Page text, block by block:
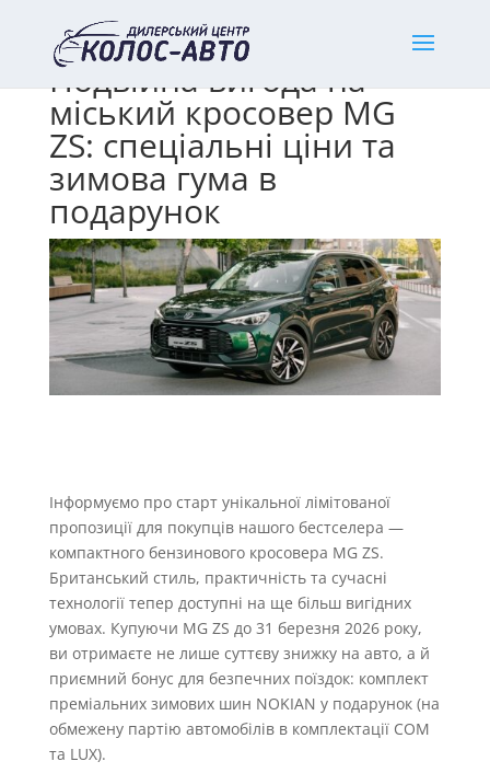
Подвійна вигода на
міський кросовер MG
ZS: спеціальні ціни та
зимова гума в
подарунок
Інформуємо про старт унікальної лімітованої
пропозиції для покупців нашого бестселера —
компактного бензинового кросовера MG ZS.
Британський стиль, практичність та сучасні
технології тепер доступні на ще більш вигідних
умовах. Купуючи MG ZS до 31 березня 2026 року,
ви отримаєте не лише суттєву знижку на авто, а й
приємний бонус для безпечних поїздок: комплект
преміальних зимових шин NOKIAN у подарунок (на
обмежену партію автомобілів в комплектації COM
та LUX).